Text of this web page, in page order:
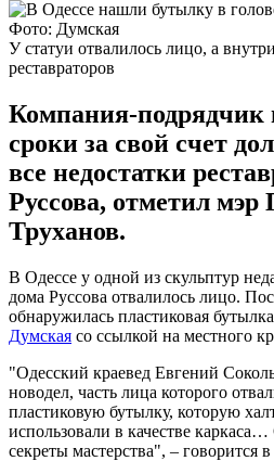
Фото: Думская
У статуи отвалилось лицо, а
реставраторов
Компания-подрядчик
сроки за свой счет
все недостатки
Руссова, отметил мэр
Труханов.
В Одессе у одной из скульптур
дома Руссова отвалилось лицо.
обнаружилась пластиковая
Думская со ссылкой на местного
"Одесский краевед Евгений
новодел, часть лица которого
пластиковую бутылку, которую
использовали в качестве
секреты мастерства", – говорится